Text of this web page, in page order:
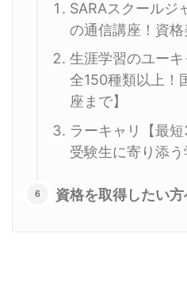
SARAスクールジ
の通信講座！資格
生涯学習のユー
全150種類以上！
座まで】
ラーキャリ【最
受験生に寄り添う
資格を取得したい